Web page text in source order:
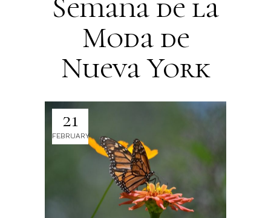
Semana de la
Moda de
Nueva York
21
FEBRUARY